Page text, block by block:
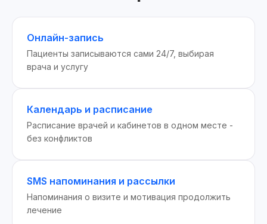
Онлайн-запись
Пациенты записываются сами 24/7, выбирая
врача и услугу
Календарь и расписание
Расписание врачей и кабинетов в одном месте -
без конфликтов
SMS напоминания и рассылки
Напоминания о визите и мотивация продолжить
лечение